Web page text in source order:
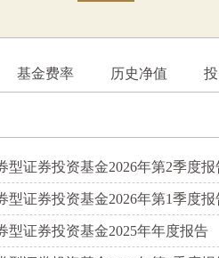
基金费率 历史净值
型证券投资基金2026年第2季度报
型证券投资基金2026年第1季度报
型证券投资基金2025年年度报告